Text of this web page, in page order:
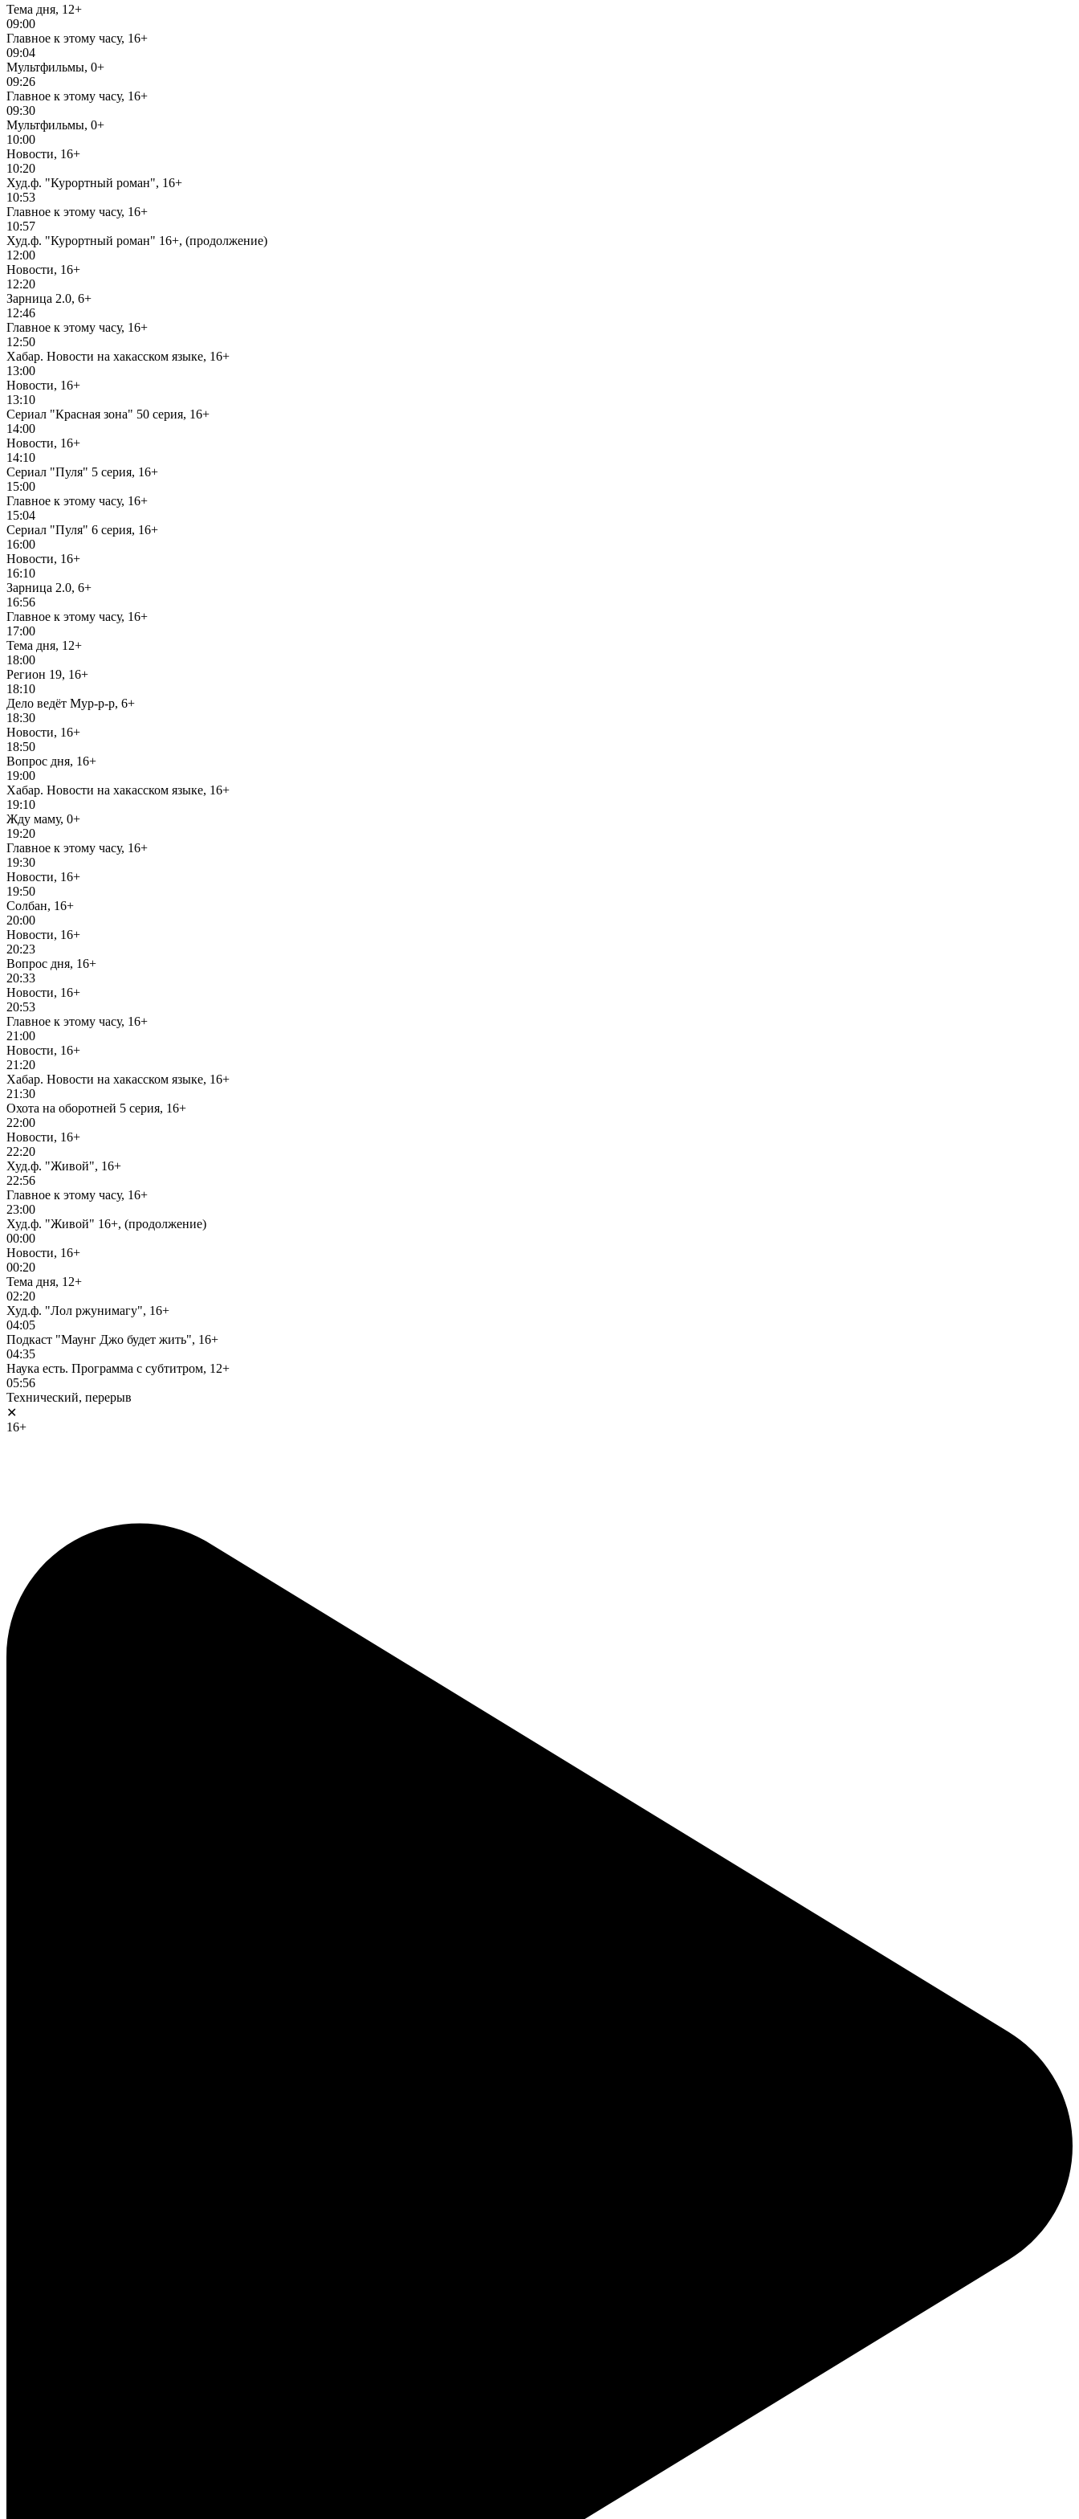
Тема дня, 12+
09:00
Главное к этому часу, 16+
09:04
Мультфильмы, 0+
09:26
Главное к этому часу, 16+
09:30
Мультфильмы, 0+
10:00
Новости, 16+
10:20
Худ.ф. "Курортный роман", 16+
10:53
Главное к этому часу, 16+
10:57
Худ.ф. "Курортный роман" 16+, (продолжение)
12:00
Новости, 16+
12:20
Зарница 2.0, 6+
12:46
Главное к этому часу, 16+
12:50
Хабар. Новости на хакасском языке, 16+
13:00
Новости, 16+
13:10
Сериал "Красная зона" 50 серия, 16+
14:00
Новости, 16+
14:10
Сериал "Пуля" 5 серия, 16+
15:00
Главное к этому часу, 16+
15:04
Сериал "Пуля" 6 серия, 16+
16:00
Новости, 16+
16:10
Зарница 2.0, 6+
16:56
Главное к этому часу, 16+
17:00
Тема дня, 12+
18:00
Регион 19, 16+
18:10
Дело ведёт Мур-р-р, 6+
18:30
Новости, 16+
18:50
Вопрос дня, 16+
19:00
Хабар. Новости на хакасском языке, 16+
19:10
Жду маму, 0+
19:20
Главное к этому часу, 16+
19:30
Новости, 16+
19:50
Солбан, 16+
20:00
Новости, 16+
20:23
Вопрос дня, 16+
20:33
Новости, 16+
20:53
Главное к этому часу, 16+
21:00
Новости, 16+
21:20
Хабар. Новости на хакасском языке, 16+
21:30
Охота на оборотней 5 серия, 16+
22:00
Новости, 16+
22:20
Худ.ф. "Живой", 16+
22:56
Главное к этому часу, 16+
23:00
Худ.ф. "Живой" 16+, (продолжение)
00:00
Новости, 16+
00:20
Тема дня, 12+
02:20
Худ.ф. "Лол ржунимагу", 16+
04:05
Подкаст "Маунг Джо будет жить", 16+
04:35
Наука есть. Программа с субтитром, 12+
05:56
Технический, перерыв
✕
16+